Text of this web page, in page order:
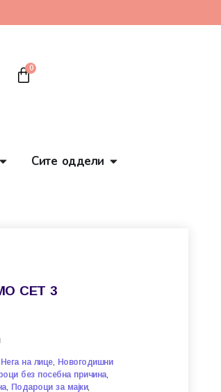
0
Сите оддели
СЕТ 3
Нега на лице, Новогодишни
без посебна причина,
, Подароци за мајки,